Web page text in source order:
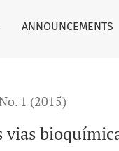
ANNOUNCEMENTS
1 (2015)